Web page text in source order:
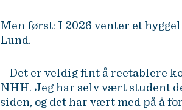
Men først: I 2026 venter et
Lund.
– Det er veldig fint å reetablere
NHH. Jeg har selv vært student
siden, og det har vært med på å